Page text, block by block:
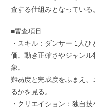
査する仕組みとなっている
■審査項目
・スキル：ダンサー 1人
価。動き正確さやジャン
象。
難易度と完成度をふまえ
るかを見る。
・クリエイション：独自